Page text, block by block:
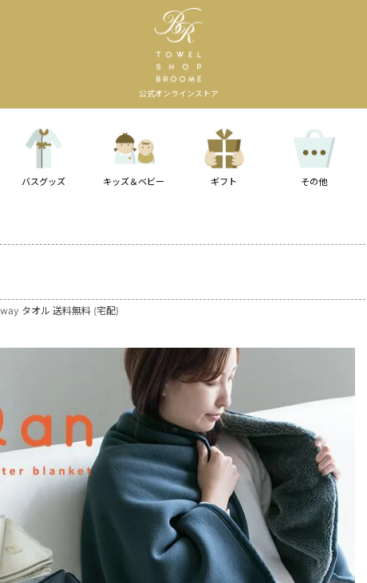
公式オンラインストア
バスグッズ キッズ＆ベビー ギフト その他
タオル 送料無料 (宅配)